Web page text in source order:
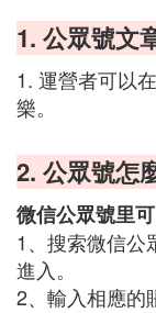
1. 公眾號文
1. 運營者可以
樂。
2. 公眾號怎
微信公眾號里
1、搜索微信公
進入。
2、輸入相應的